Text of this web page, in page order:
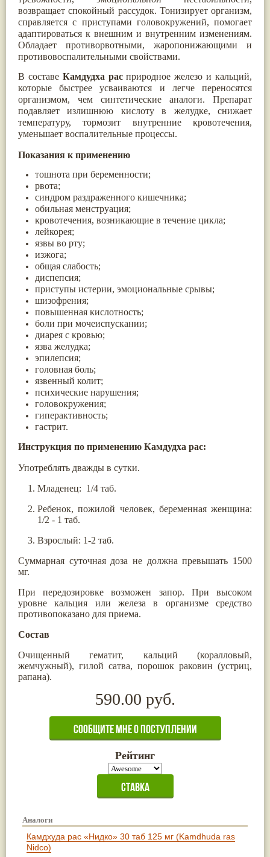
возвращает спокойный рассудок. Тонизирует организм,
справляется с приступами головокружений, помогает
адаптироваться к внешним и внутренним изменениям.
Обладает противорвотными, жаропонижающими и
противовоспалительными свойствами.
В составе Камдудха рас природное железо и кальций,
которые быстрее усваиваются и легче переносятся
организмом, чем синтетические аналоги. Препарат
подавляет излишнюю кислоту в желудке, снижает
температуру, тормозит внутренние кровотечения,
уменьшает воспалительные процессы.
Показания к применению
тошнота при беременности;
рвота;
синдром раздраженного кишечника;
обильная менструация;
кровотечения, возникающие в течение цикла;
лейкорея;
язвы во рту;
изжога;
общая слабость;
диспепсия;
приступы истерии, эмоциональные срывы;
шизофрения;
повышенная кислотность;
боли при мочеиспускании;
диарея с кровью;
язва желудка;
эпилепсия;
головная боль;
язвенный колит;
психические нарушения;
головокружения;
гиперактивность;
гастрит.
Инструкция по применению Камдудха рас:
Употреблять дважды в сутки.
Младенец: 1/4 таб.
Ребенок, пожилой человек, беременная женщина:
1/2 - 1 таб.
Взрослый: 1-2 таб.
Суммарная суточная доза не должна превышать 1500
мг.
При передозировке возможен запор. При высоком
уровне кальция или железа в организме средство
противопоказано для приема.
Состав
Очищенный гематит, кальций (коралловый,
жемчужный), гилой сатва, порошок раковин (устриц,
рапана).
590.00 руб.
Рейтинг
Аналоги
Камдхуда рас «Нидко» 30 таб 125 мг (Kamdhuda ras
Nidco)
Паслён черный(13)
Коричник цейлонский
Мирра(12)
Розовая соль
(12)
Сверция(12)
(11)
Каменная соль
(11)
Коровье молоко
(11)
Мукуна жгучая
Ним(11)
Патала(11)
Перец чаба (11)
Турпет(11)
Пармелия
(10)
Тмин обыкновенный (10)
Ашока(9)
Вишня гималайская(9)
Данти(9)
Мурва(9)
Птерокарпус мешковидный
Юстиция сосудистая/Васака
Жасмин(8)
Каранджа(8)
Касторовое масло(8)
Кутаки(8)
Мята(8)
Пушкара(8)
more...